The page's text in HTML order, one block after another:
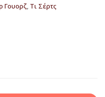
Γουορζ, Τι Σέρτς